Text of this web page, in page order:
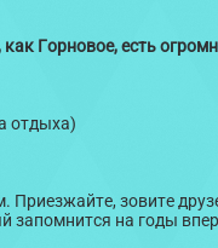
Горновое, есть
отдыха)
Приезжайте, зовите
на годы